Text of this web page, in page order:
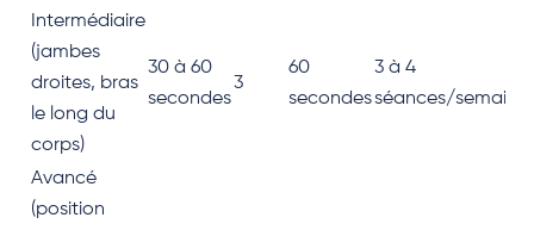
Intermédiaire
(jambes
droites, bras
le long du
corps)
30 à 60
secondes
3
60
secondes
3 à 4
séances/semaine
Avancé
(position